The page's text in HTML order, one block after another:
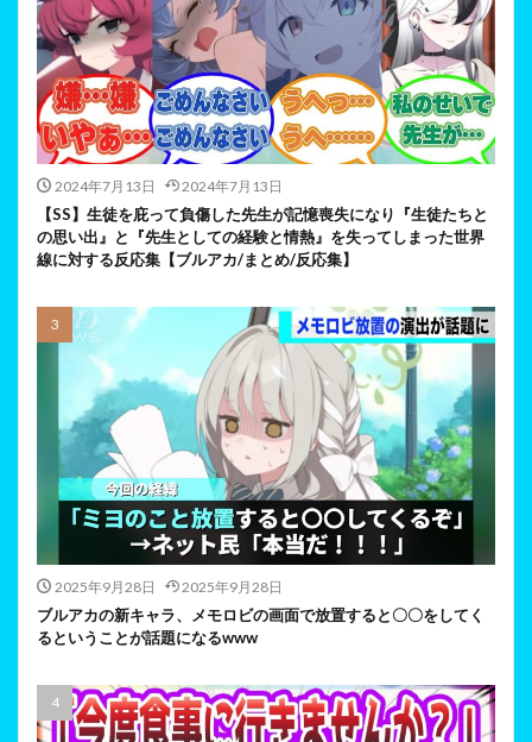
2024年7月13日 2024年7月13日
【SS】生徒を庇って負傷した先生が記憶喪失になり『生徒たちと
の思い出』と『先生としての経験と情熱』を失ってしまった世界
線に対する反応集【ブルアカ/まとめ/反応集】
2025年9月28日 2025年9月28日
ブルアカの新キャラ、メモロビの画面で放置すると〇〇をしてく
るということが話題になるwww